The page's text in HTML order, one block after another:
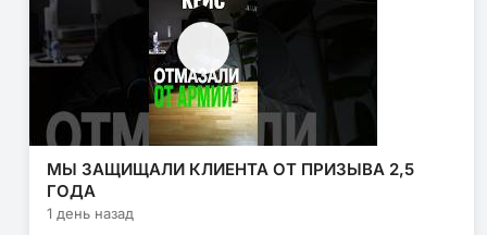
МЫ ЗАЩИЩАЛИ КЛИЕНТА ОТ ПРИЗЫВА 2,5
ГОДА
1 день назад